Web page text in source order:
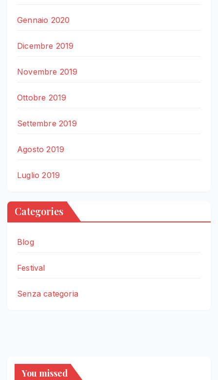
Gennaio 2020
Dicembre 2019
Novembre 2019
Ottobre 2019
Settembre 2019
Agosto 2019
Luglio 2019
Categories
Blog
Festival
Senza categoria
You missed